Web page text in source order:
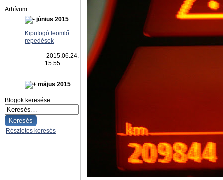
Arhívum
június 2015
Kipufogó leömlő
repedések
2015.06.24.
15:55
május 2015
Blogok keresése
Részletes keresés